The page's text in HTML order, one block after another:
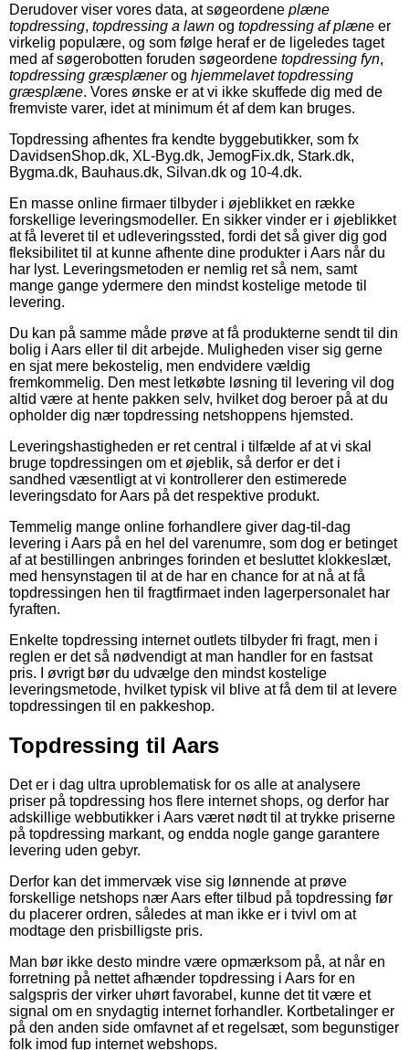
Derudover viser vores data, at søgeordene plæne
topdressing, topdressing a lawn og topdressing af plæne er
virkelig populære, og som følge heraf er de ligeledes taget
med af søgerobotten foruden søgeordene topdressing fyn,
topdressing græsplænerog hjemmelavet topdressing
græsplæne. Vores ønske er at vi ikke skuffede dig med de
fremviste varer, idet at minimum ét af dem kan bruges.
Topdressing afhentes fra kendte byggebutikker, som fx
DavidsenShop.dk, XL-Byg.dk, JemogFix.dk, Stark.dk,
Bygma.dk, Bauhaus.dk, Silvan.dk og 10-4.dk.
En masse online firmaer tilbyder i øjeblikket en række
forskellige leveringsmodeller. En sikker vinder er i øjeblikket
at få leveret til et udleveringssted, fordi det så giver dig god
fleksibilitet til at kunne afhente dine produkter i Aars når du
har lyst. Leveringsmetoden er nemlig ret så nem, samt
mange gange ydermere den mindst kostelige metode til
levering.
Du kan på samme måde prøve at få produkterne sendt til din
bolig i Aars eller til dit arbejde. Muligheden viser sig gerne
en sjat mere bekostelig, men endvidere vældig
fremkommelig. Den mest letkøbte løsning til levering vil dog
altid være at hente pakken selv, hvilket dog beroer på at du
opholder dig nær topdressing netshoppens hjemsted.
Leveringshastigheden er ret central i tilfælde af at vi skal
bruge topdressingen om et øjeblik, så derfor er det i
sandhed væsentligt at vi kontrollerer den estimerede
leveringsdato for Aars på det respektive produkt.
Temmelig mange online forhandlere giver dag-til-dag
levering i Aars på en hel del varenumre, som dog er betinget
af at bestillingen anbringes forinden et besluttet klokkeslæt,
med hensynstagen til at de har en chance for at nå at få
topdressingen hen til fragtfirmaet inden lagerpersonalet har
fyraften.
Enkelte topdressing internet outlets tilbyder fri fragt, men i
reglen er det så nødvendigt at man handler for en fastsat
pris. I øvrigt bør du udvælge den mindst kostelige
leveringsmetode, hvilket typisk vil blive at få dem til at levere
topdressingen til en pakkeshop.
Topdressing til Aars
Det er i dag ultra uproblematisk for os alle at analysere
priser på topdressing hos flere internet shops, og derfor har
adskillige webbutikker i Aars været nødt til at trykke priserne
på topdressing markant, og endda nogle gange garantere
levering uden gebyr.
Derfor kan det immervæk vise sig lønnende at prøve
forskellige netshops nær Aars efter tilbud på topdressing før
du placerer ordren, således at man ikke er i tvivl om at
modtage den prisbilligste pris.
Man bør ikke desto mindre være opmærksom på, at når en
forretning på nettet afhænder topdressing i Aars for en
salgspris der virker uhørt favorabel, kunne det tit være et
signal om en snydagtig internet forhandler. Kortbetalinger er
på den anden side omfavnet af et regelsæt, som begunstiger
folk imod fup internet webshops.